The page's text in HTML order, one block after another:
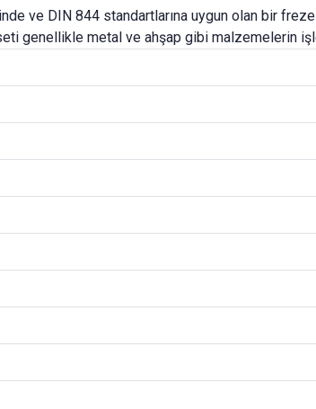
ve DIN 844 standartlarına uygun olan bir
genellikle metal ve ahşap gibi malzemelerin